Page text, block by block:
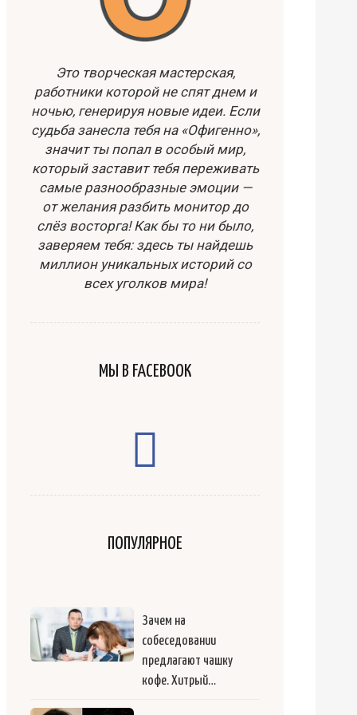
Это творческая мастерская,
работники которой не спят днем и
ночью, генерируя новые идеи. Если
судьба занесла тебя на «Офигенно»,
значит ты попал в особый мир,
который заставит тебя переживать
самые разнообразные эмоции —
от желания разбить монитор до
слёз восторга! Как бы то ни было,
заверяем тебя: здесь ты найдешь
миллион уникальных историй со
всех уголков мира!
МЫ В FACEBOOK
ПОПУЛЯРНОЕ
Зачем на
собеседовании
предлагают чашку
кофе. Хитрый…